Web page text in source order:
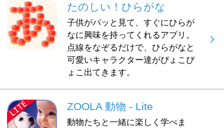
たのしい！ひらがな
子供がパッと見て、すぐにひらが
なに興味を持ってくれるアプリ。
点線をなぞるだけで、ひらがなと
可愛いキャラクター達がぴょこぴ
ょこ出てきます。
ZOOLA 動物 - Lite
動物たちと一緒に楽しく学べま